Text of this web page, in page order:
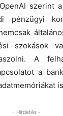
szerint
pénzügyi
szokások
A
a
- Hirdetés -